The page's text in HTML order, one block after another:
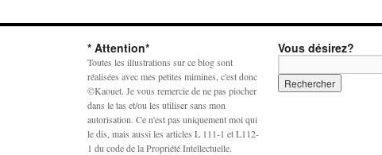
* Attention*
Toutes les illustrations sur ce blog sont
réalisées avec mes petites mimines, c'est donc
©Kaouet. Je vous remercie de ne pas piocher
dans le tas et/ou les utiliser sans mon
autorisation. Ce n'est pas uniquement moi qui
le dis, mais aussi les articles L 111-1 et L112-
1 du code de la Propriété Intellectuelle.
Vous désirez?